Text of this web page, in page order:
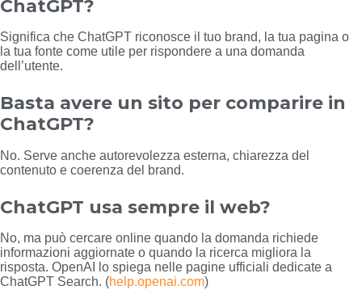
ChatGPT?
Significa che ChatGPT riconosce il tuo brand, la tua pagina o
la tua fonte come utile per rispondere a una domanda
dell’utente.
Basta avere un sito per comparire in
ChatGPT?
No. Serve anche autorevolezza esterna, chiarezza del
contenuto e coerenza del brand.
ChatGPT usa sempre il web?
No, ma può cercare online quando la domanda richiede
informazioni aggiornate o quando la ricerca migliora la
risposta. OpenAI lo spiega nelle pagine ufficiali dedicate a
ChatGPT Search. (help.openai.com)